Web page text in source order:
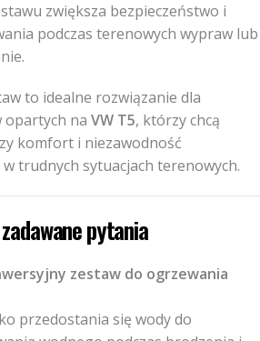
zwiększa bezpieczeństwo i
podczas terenowych wypraw lub
to idealne rozwiązanie dla
opartych na VW T5, którzy chcą
komfort i niezawodność
trudnych sytuacjach terenowych.
pytania
zestaw do ogrzewania
przedostania się wody do